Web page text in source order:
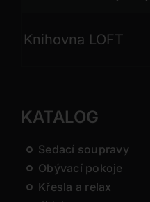
LOFT
KATALOG
Sedací soupravy
Obývací pokoje
Křesla a relax